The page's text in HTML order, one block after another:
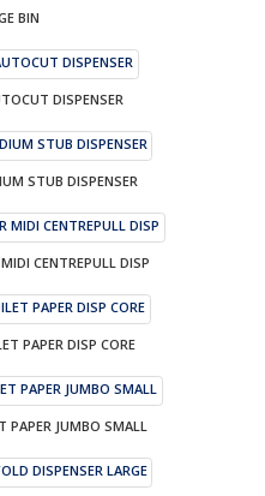
BIN
DISPENSER
STUB DISPENSER
CENTREPULL DISP
PAPER DISP CORE
PAPER JUMBO SMALL